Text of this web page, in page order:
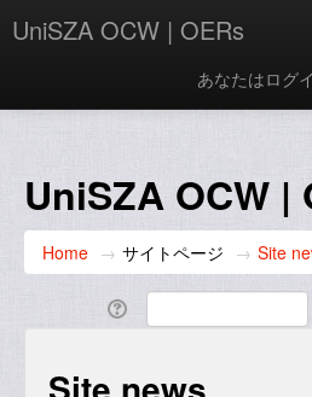
UniSZA OCW | OERs
あなたはログ
UniSZA Website
Japanese ‎(ja_kids)‎
UniSZA OCW |
Home → サイトページ → Site